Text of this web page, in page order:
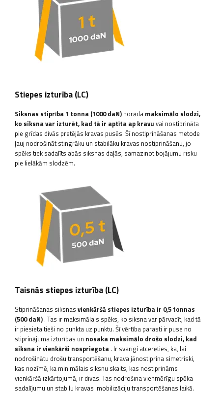
Stiepes izturība (LC)
Siksnas stiprība 1 tonna (1000 daN) norāda maksimālo slodzi,
ko siksna var izturēt, kad tā ir aptīta ap kravu vai nostiprināta
pie grīdas divās pretējās kravas pusēs. Šī nostiprināšanas metode
ļauj nodrošināt stingrāku un stabilāku kravas nostiprināšanu, jo
spēks tiek sadalīts abās siksnas daļās, samazinot bojājumu risku
pie lielākām slodzēm.
Taisnās stiepes izturība (LC)
Stiprināšanas siksnas vienkāršā stiepes izturība ir 0,5 tonnas
(500 daN) . Tas ir maksimālais spēks, ko siksna var pārvadīt, kad tā
ir piesieta tieši no punkta uz punktu. Šī vērtība parasti ir puse no
stiprinājuma izturības un nosaka maksimālo drošo slodzi, kad
siksna ir vienkārši nospriegota . Ir svarīgi atcerēties, ka, lai
nodrošinātu drošu transportēšanu, krava jānostiprina simetriski,
kas nozīmē, ka minimālais siksnu skaits, kas nostiprināms
vienkāršā izkārtojumā, ir divas. Tas nodrošina vienmērīgu spēka
sadalījumu un stabilu kravas imobilizāciju transportēšanas laikā.